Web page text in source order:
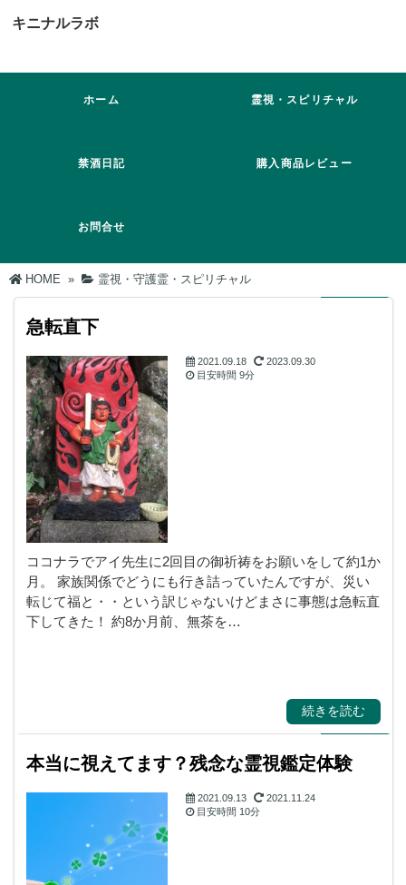
キニナルラボ
ホーム 霊視・スピリチャル
禁酒日記 購入商品レビュー
お問合せ
HOME » 霊視・守護霊・スピリチャル
急転直下
霊視・守護霊・スピ
リチャル
2021.09.18
2023.09.30
目安時間 9分
ココナラでアイ先生に2回目の御祈祷をお願いをして約1か
月。 家族関係でどうにも行き詰っていたんですが、災い
転じて福と・・という訳じゃないけどまさに事態は急転直
下してきた！ 約8か月前、無茶を…
続きを読む
本当に視えてます？残念な霊視鑑定体験
2021.09.13
2021.11.24
目安時間 10分